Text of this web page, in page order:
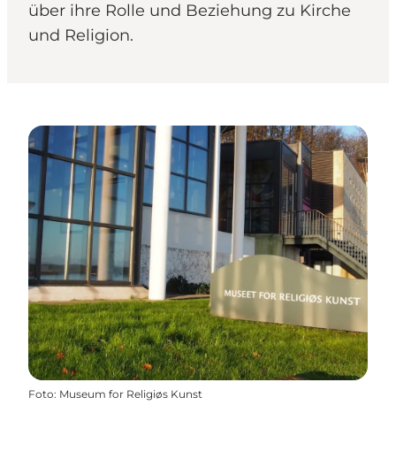
über ihre Rolle und Beziehung zu Kirche
und Religion.
Foto: Museum for Religiøs Kunst